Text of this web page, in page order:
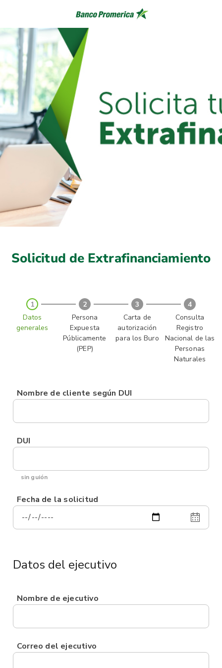
Solicitud de Extrafinanciamiento
1
Datos
generales
2
Persona
Expuesta
Públicamente
(PEP)
3
Carta de
autorización
para los Buro
4
Consulta
Registro
Nacional de las
Personas
Naturales
Nombre de cliente según DUI
DUI
sin guión
Fecha de la solicitud
Datos del ejecutivo
Nombre de ejecutivo
Correo del ejecutivo